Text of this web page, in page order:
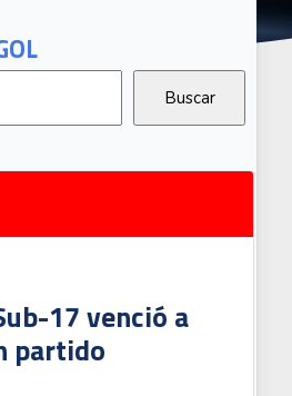
17 venció a
partido